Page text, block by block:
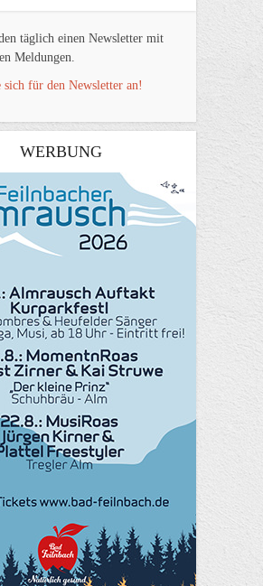
täglich einen Newsletter mit
Meldungen.
sich für den Newsletter an!
WERBUNG